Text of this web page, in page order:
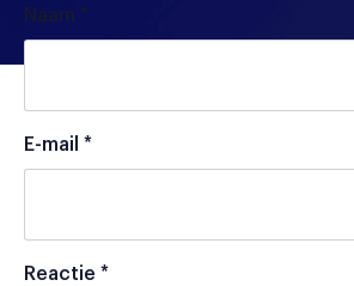
Naam *
E-mail *
Reactie *